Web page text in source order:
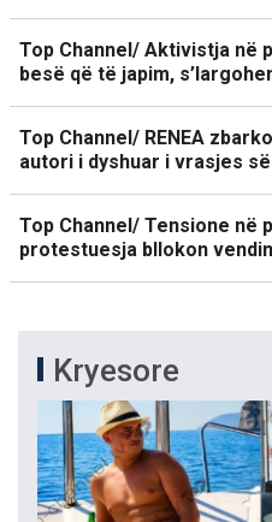
Top Channel/ Aktivistja në
besë që të japim,
Top Channel/ RENEA
autori i dyshuar i vrasjes
Top Channel/ Tensione në
protestuesja bllokon
Kryesore